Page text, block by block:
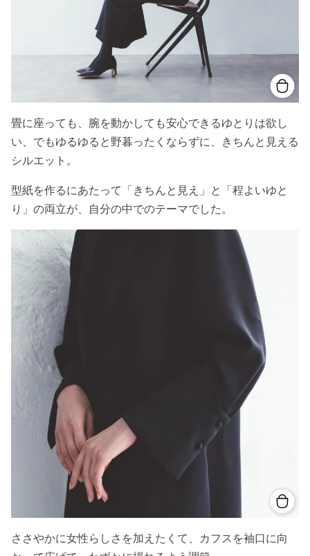
畳に座っても、腕を動かしても安心できるゆとりは欲し
い、でもゆるゆると野暮ったくならずに、きちんと見える
シルエット。
型紙を作るにあたって「きちんと見え」と「程よいゆと
り」の両立が、自分の中でのテーマでした。
ささやかに女性らしさを加えたくて、カフスを袖口に向